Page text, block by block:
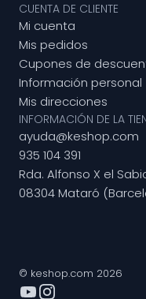
CUENTA DE CLIENTE
Mi cuenta
Mis pedidos
Cupones de
Información personal
Mis direcciones
INFORMACIÓN DE LA
ayuda@keshop.com
935 104 391
Rda. Alfonso X el
08304 Mataró
© keshop.com 2026